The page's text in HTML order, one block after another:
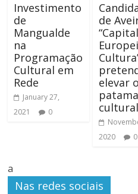
Investimento
de
Mangualde
na
Programação
Cultural em
Rede
January 27,
2021
0
de
“Capital
elevar o
cultural
2020
0
a
Nas redes sociais